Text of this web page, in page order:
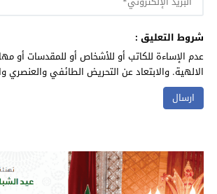
شروط التعليق :
عدم الإساءة للكاتب أو للأشخاص أو للمقدسات أو
الالهية. والابتعاد عن التحريض الطائفي والعنصري